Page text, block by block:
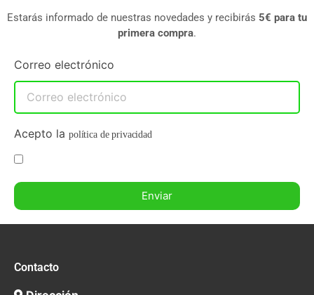
Estarás informado de nuestras novedades y recibirás 5€ para tu
primera compra.
Correo electrónico
Acepto la política de privacidad
Enviar
Contacto